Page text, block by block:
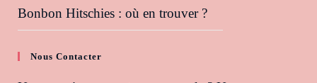
Bonbon Hitschies : où en trouver ?
Nous Contacter